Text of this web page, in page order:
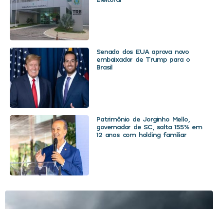
Senado dos EUA aprova novo
embaixador de Trump para o
Brasil
Patrimônio de Jorginho Mello,
governador de SC, salta 155% em
12 anos com holding familiar